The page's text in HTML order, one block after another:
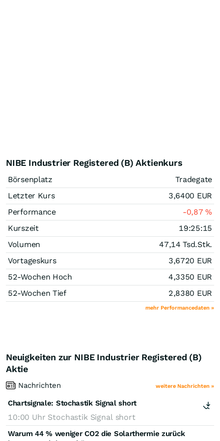
NIBE Industrier Registered (B) Aktienkurs
Börsenplatz
Tradegate
Letzter Kurs
3,6400 EUR
Performance
-0,87%
Kurszeit
19:25:15
Volumen
47,14 Tsd.Stk.
Vortageskurs
3,6720 EUR
52-Wochen Hoch
4,3350 EUR
52-Wochen Tief
2,8380 EUR
mehr Performancedaten »
Neuigkeiten zur NIBE Industrier Registered (B)
Aktie
Nachrichten weitere Nachrichten »
Chartsignale: Stochastik Signal short
10:00 Uhr Stochastik Signal short
Warum 44 % weniger CO2 die Solarthermie zurück